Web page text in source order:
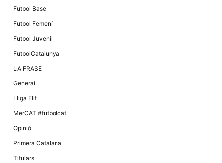
Futbol Base
Futbol Femení
Futbol Juvenil
FutbolCatalunya
LA FRASE
General
Lliga Elit
MerCAT #futbolcat
Opinió
Primera Catalana
Titulars